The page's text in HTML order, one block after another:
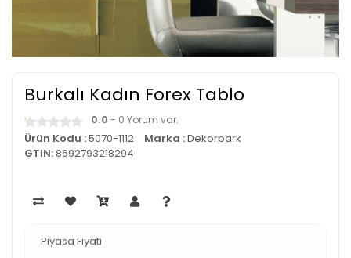
Burkalı Kadın Forex Tablo
0.0 - 0 Yorum var.
Ürün Kodu :5070-1112 Marka :Dekorpark
GTIN:8692793218294
Piyasa Fiyatı